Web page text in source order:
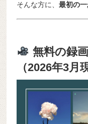
そんな方に、最初の
無料の録
（2026年3月